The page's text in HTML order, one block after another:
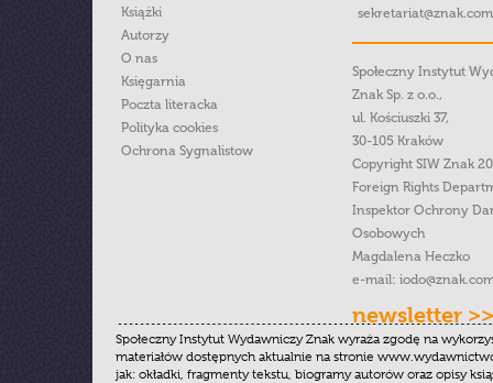
Książki
Autorzy
O nas
Księgarnia
Poczta literacka
Polityka cookies
Ochrona Sygnalistow
Społeczny Instytut
Znak Sp. z o.o.,
ul. Kościuszki 37,
30-105 Kraków
Copyright SIW Znak
Foreign Rights
Inspektor Ochrony
Osobowych
Magdalena Heczko
e-mail:
newsletter >>
Społeczny Instytut Wydawniczy Znak wyraża zgodę na
materiałów dostępnych aktualnie na stronie
jak: okładki, fragmenty tekstu, biogramy autorów oraz opisy